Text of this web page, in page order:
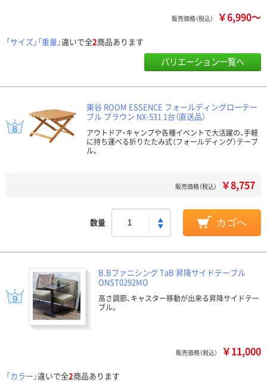
販売価格（税込） ￥6,990～
「サイズ」「重量」違いで全2商品あります
バリエーション一覧へ
東谷 ROOM ESSENCE フォールディングローテー
ブル ブラウン NX-531 1台（直送品）
アウトドア・キャンプや各種イベントで大活躍の、手軽
に持ち運べる折りたたみ式（フォールディング）テーブ
ル。
販売価格（税込） ￥8,757
数量 カゴへ
B.Bファニシング TaB 昇降サイドテーブル
ONST0292MO
高さ調節、キャスター移動が出来る昇降サイドテー
ブル。
販売価格（税込） ￥11,000
「カラー」違いで全2商品あります